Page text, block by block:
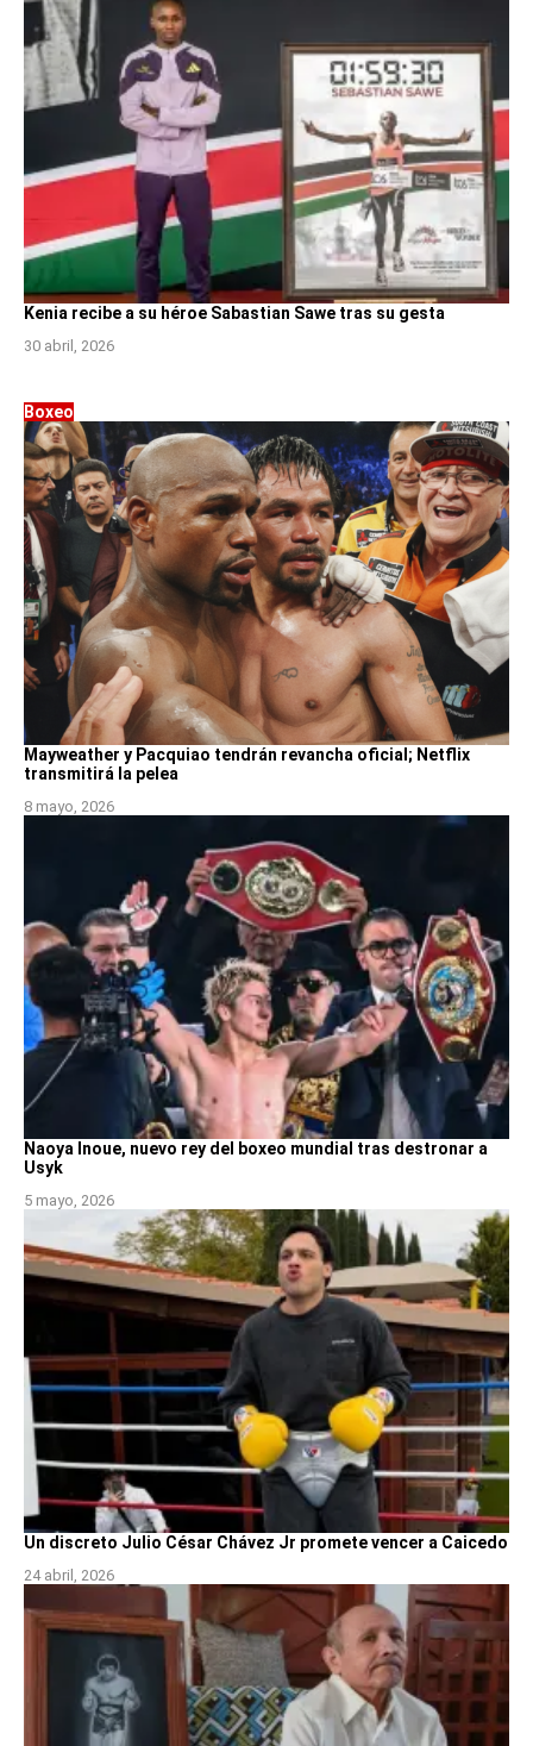
Kenia recibe a su héroe Sabastian Sawe tras su gesta
30 abril, 2026
Boxeo
Mayweather y Pacquiao tendrán revancha oficial; Netflix
transmitirá la pelea
8 mayo, 2026
Naoya Inoue, nuevo rey del boxeo mundial tras destronar a
Usyk
5 mayo, 2026
Un discreto Julio César Chávez Jr promete vencer a Caicedo
24 abril, 2026